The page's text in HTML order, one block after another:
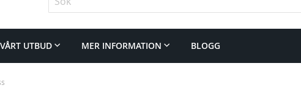
VÅRT UTBUD MER INFORMATION BLOGG